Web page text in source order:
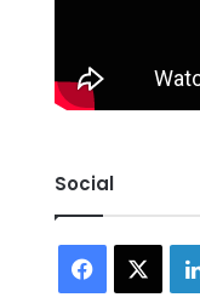
Social
Facebook